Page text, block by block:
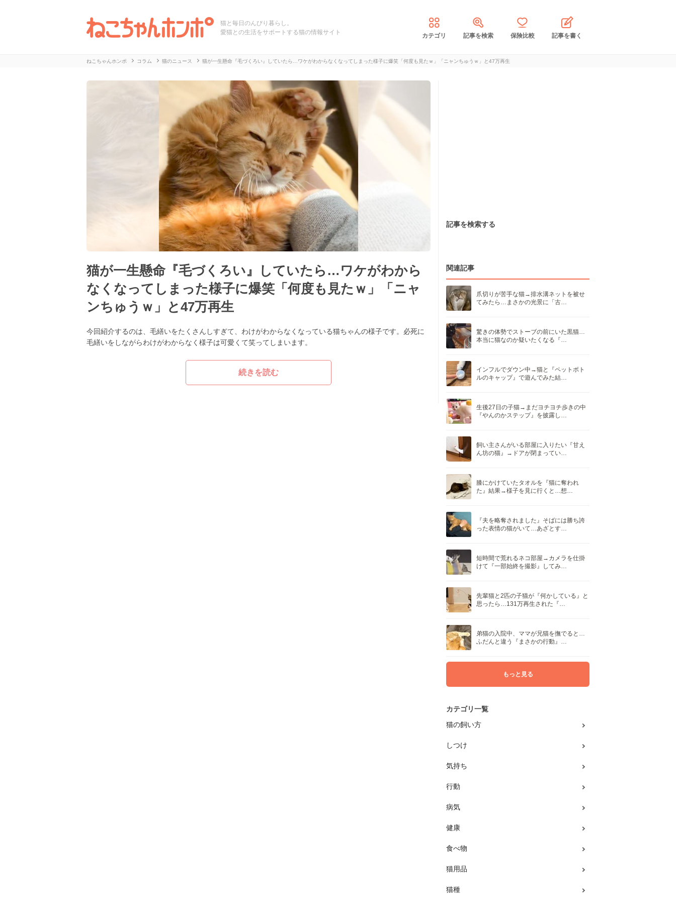
猫と毎日のんびり暮らし。
愛猫との生活をサポートする猫の情報サイト
カテゴリ 記事を検索 保険比較 記事を書く
ねこちゃんホンポ コラム 猫のニュース 猫が一生懸命『毛づくろい』していたら…ワケがわからなくなってしまった様子に爆笑「何度も見たｗ」「ニャンちゅうｗ」と47万再生
猫が一生懸命『毛づくろい』していたら…ワケがわから
なくなってしまった様子に爆笑「何度も見たｗ」「ニャ
ンちゅうｗ」と47万再生
今回紹介するのは、毛繕いをたくさんしすぎて、わけがわからなくなっている猫ちゃんの様子です。必死に
毛繕いをしながらわけがわからなく様子は可愛くて笑ってしまいます。
続きを読む
記事を検索する
関連記事
爪切りが苦手な猫→排水溝ネットを被せ
てみたら…まさかの光景に「古…
驚きの体勢でストーブの前にいた黒猫…
本当に猫なのか疑いたくなる『…
インフルでダウン中→猫と『ペットボト
ルのキャップ』で遊んでみた結…
生後27日の子猫→まだヨチヨチ歩きの中
『やんのかステップ』を披露し…
飼い主さんがいる部屋に入りたい『甘え
ん坊の猫』→ドアが閉まってい…
膝にかけていたタオルを『猫に奪われ
た』結果→様子を見に行くと…想…
『夫を略奪されました』そばには勝ち誇
った表情の猫がいて…あざとす…
短時間で荒れるネコ部屋→カメラを仕掛
けて『一部始終を撮影』してみ…
先輩猫と2匹の子猫が『何かしている』と
思ったら…131万再生された『…
弟猫の入院中、ママが兄猫を撫でると…
ふだんと違う『まさかの行動』…
もっと見る
カテゴリ一覧
猫の飼い方
しつけ
気持ち
行動
病気
健康
食べ物
猫用品
猫種